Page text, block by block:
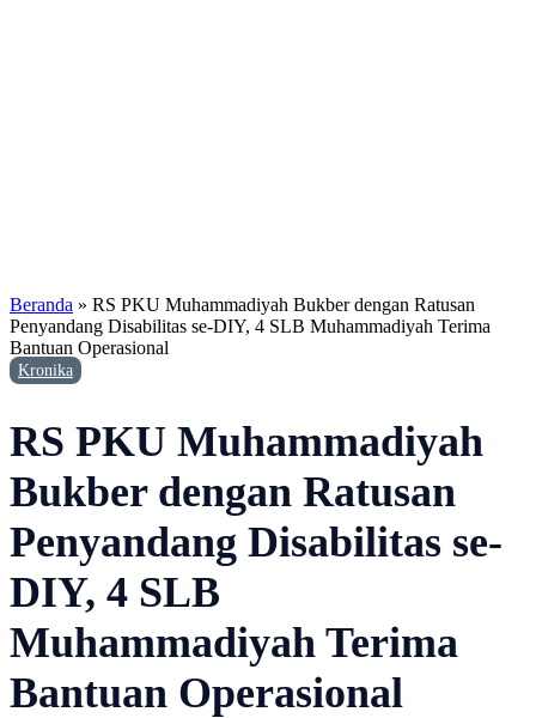
Beranda » RS PKU Muhammadiyah Bukber dengan Ratusan
Penyandang Disabilitas se-DIY, 4 SLB Muhammadiyah Terima
Bantuan Operasional
Kronika
RS PKU Muhammadiyah
Bukber dengan Ratusan
Penyandang Disabilitas se-
DIY, 4 SLB
Muhammadiyah Terima
Bantuan Operasional